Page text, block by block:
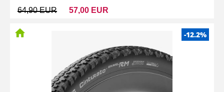
64,90 EUR 57,00 EUR
-12.2%